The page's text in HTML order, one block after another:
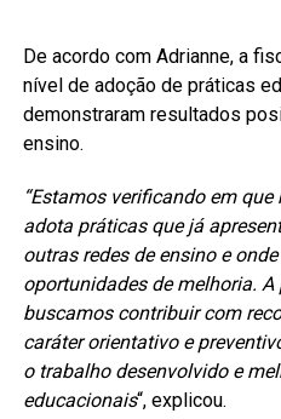
De acordo com Adrianne, a
nível de adoção de práticas
demonstraram resultados
ensino.
“Estamos verificando em
adota práticas que já
outras redes de ensino e
oportunidades de melhoria. A
buscamos contribuir com
caráter orientativo e
o trabalho desenvolvido e
educacionais“, explicou.